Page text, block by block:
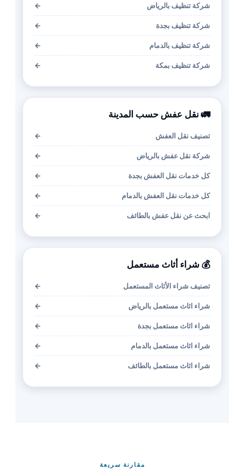
شركة تنظيف بالرياض ←
شركة تنظيف بجدة ←
شركة تنظيف بالدمام ←
شركة تنظيف بمكة ←
🚛 نقل عفش حسب المدينة
تصنيف نقل العفش ←
شركة نقل عفش بالرياض ←
كل خدمات نقل العفش بجدة ←
كل خدمات نقل العفش بالدمام ←
ابحث عن نقل عفش بالطائف ←
💰 شراء أثاث مستعمل
تصنيف شراء الأثاث المستعمل ←
شراء اثاث مستعمل بالرياض ←
شراء اثاث مستعمل بجدة ←
شراء اثاث مستعمل بالدمام ←
شراء اثاث مستعمل بالطائف ←
مقارنة سريعة